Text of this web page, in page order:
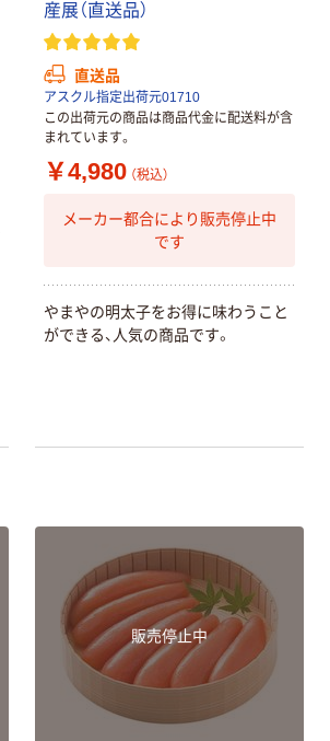
産展（直送品）
直送品
アスクル指定出荷元01710
この出荷元の商品は商品代金に配送料が含
まれています。
￥4,980 （税込）
メーカー都合により販売停止中
です
やまやの明太子をお得に味わう こ と
ができる、 人気の商品です。
販売停止中